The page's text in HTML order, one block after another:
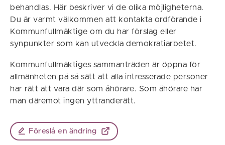
behandlas. Här beskriver vi de olika möjligheterna.
Du är varmt välkommen att kontakta ordförande i
Kommunfullmäktige om du har förslag eller
synpunkter som kan utveckla demokratiarbetet.
Kommunfullmäktiges sammanträden är öppna för
allmänheten på så sätt att alla intresserade personer
har rätt att vara där som åhörare. Som åhörare har
man däremot ingen yttranderätt.
Föreslå en ändring